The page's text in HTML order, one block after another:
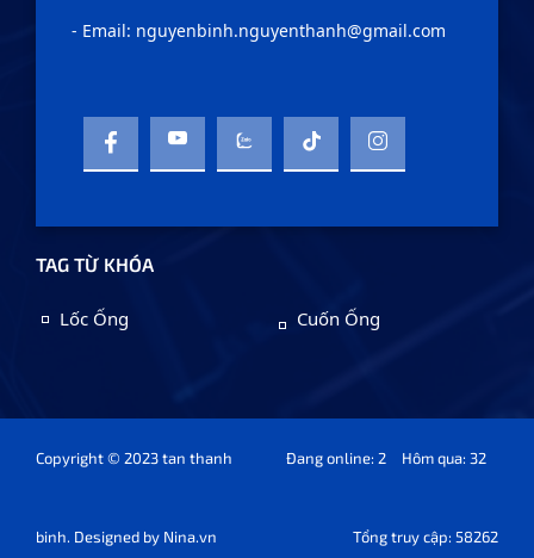
- Email: nguyenbinh.nguyenthanh@gmail.com
TAG TỪ KHÓA
Lốc Ống Cuốn Ống
Copyright © 2023 tan thanh
binh. Designed by Nina.vn
Đang online: 2 Hôm qua: 32
Tổng truy cập: 58262